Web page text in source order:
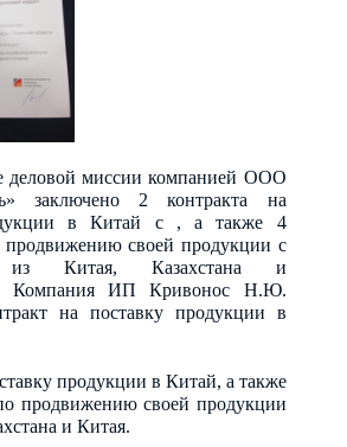
деловой миссии компанией ООО
заключено 2 контракта на
в Китай с , а также 4
продвижению своей продукции с
из Китая, Казахстана и
Компания ИП Кривонос Н.Ю.
на поставку продукции в
продукции в Китай, а также
продвижению своей продукции
и Китая.